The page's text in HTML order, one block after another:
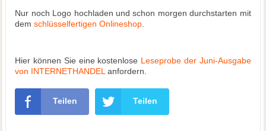
Nur noch Logo hochladen und schon morgen durchstarten mit
demschlüsselfertigen Onlineshop
Hier können Sie eine kostenlose Leseprobe der Juni-Ausgabe
von INTERNETHANDELanfordern.
Teilen Teilen